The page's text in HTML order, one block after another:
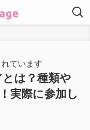
ています
は？種類や
実際に参加し